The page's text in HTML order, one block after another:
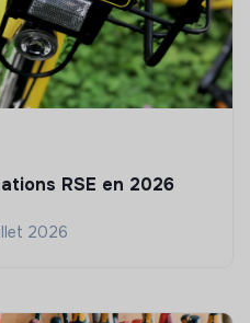
RSE en 2026
2026